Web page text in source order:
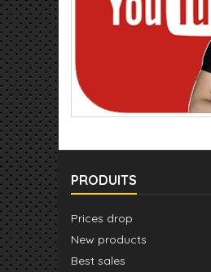
PRODUITS
Prices drop
New products
Best sales